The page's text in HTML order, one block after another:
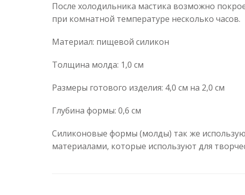
После холодильника мастика возможно
при комнатной температуре несколько часов.
Материал: пищевой силикон
Толщина молда: 1,0 см
Размеры готового изделия: 4,0 см на 2,0 см
Глубина формы: 0,6 см
Силиконовые формы (молды) так же
материалами, которые используют для